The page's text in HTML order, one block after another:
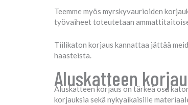
Teemme myös myrskyvaurioiden
työvaiheet toteutetaan
Tiilikaton korjaus kannattaa jättää
haasteista.
Aluskatteen
Aluskatteen korjaus on tärkeä osa
korjauksia sekä nykyaikaisille